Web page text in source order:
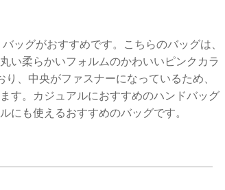
ッグがおすすめです。こちらのバッグは、
い柔らかいフォルムのかわいいピンクカラ
、中央がファスナーになっているため、
す。カジュアルにおすすめのハンドバッグ
にも使えるおすすめのバッグです。